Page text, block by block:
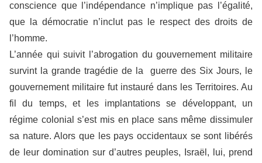
conscience que l’indépendance n’implique pas l’égalité,
que la démocratie n’inclut pas le respect des droits de
l’homme.
L’année qui suivit l’abrogation du gouvernement militaire
survint la grande tragédie de la guerre des Six Jours, le
gouvernement militaire fut instauré dans les Territoires. Au
fil du temps, et les implantations se développant, un
régime colonial s’est mis en place sans même dissimuler
sa nature. Alors que les pays occidentaux se sont libérés
de leur domination sur d’autres peuples, Israël, lui, prend